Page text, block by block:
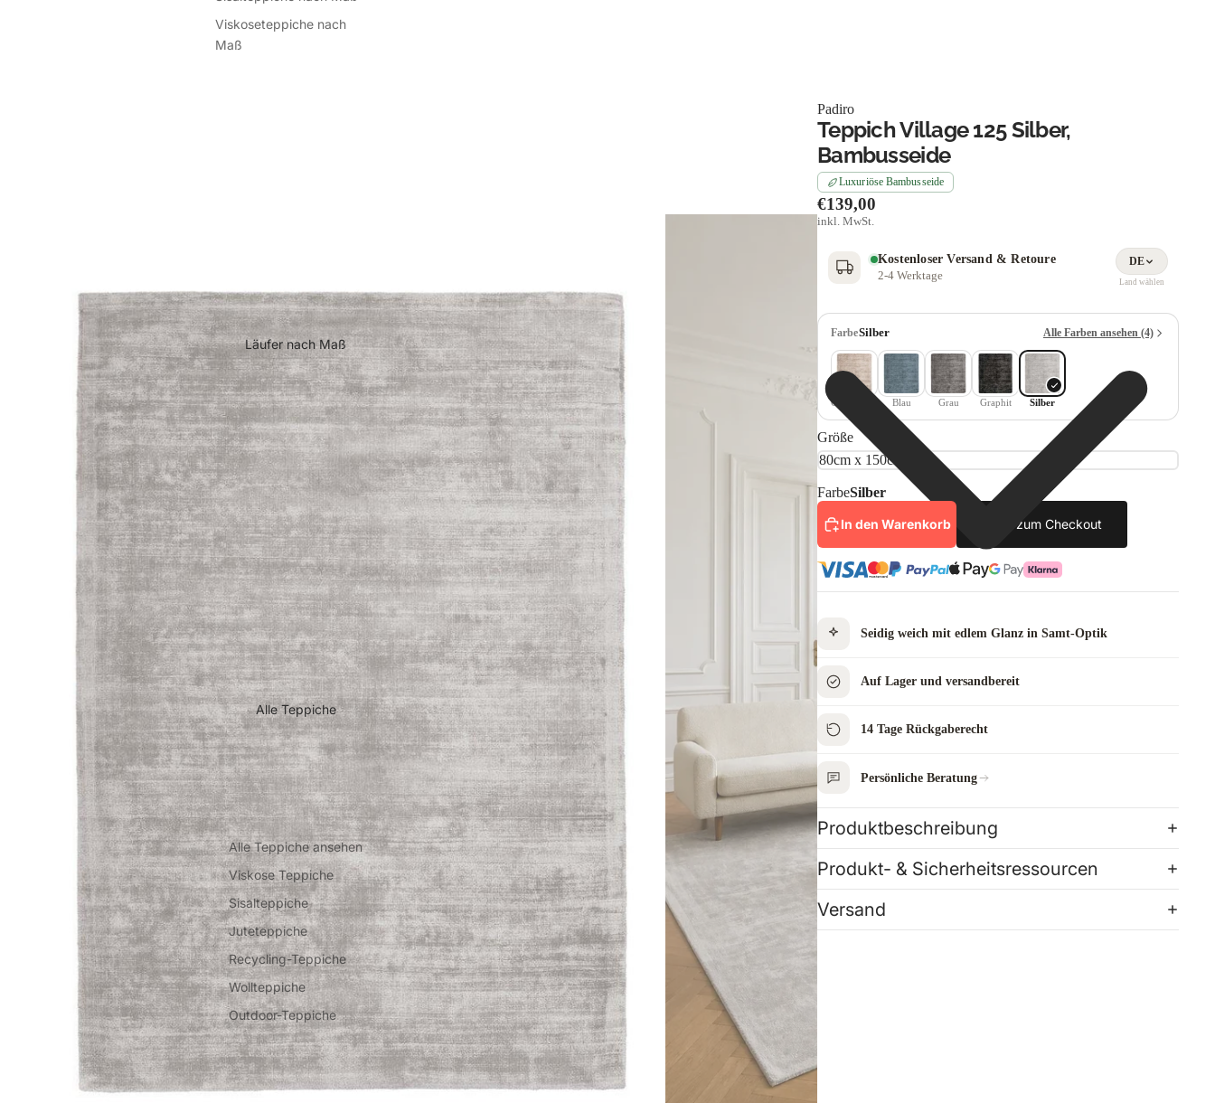
Viskoseteppiche nach
Maß
Läufer nach Maß
Alle Teppiche
Alle Teppiche ansehen
Viskose Teppiche
Sisalteppiche
Juteteppiche
Recycling-Teppiche
Wollteppiche
Outdoor-Teppiche
Padiro
Teppich Village 125 Silber,
Bambusseide
Luxuriöse Bambusseide
€139,00
inkl. MwSt.
DE
Land wählen
Kostenloser Versand & Retoure
2-4 Werktage
FarbeSilber Alle Farben ansehen (4)
Blau Grau Graphit Aktuelle Farbe
Silber
Größe
FarbeSilber
In den Warenkorb Jetzt zum Checkout
Seidig weich mit edlem Glanz in Samt-Optik
Auf Lager und versandbereit
14 Tage Rückgaberecht
Persönliche Beratung
Produktbeschreibung
Produkt- & Sicherheitsressourcen
Versand